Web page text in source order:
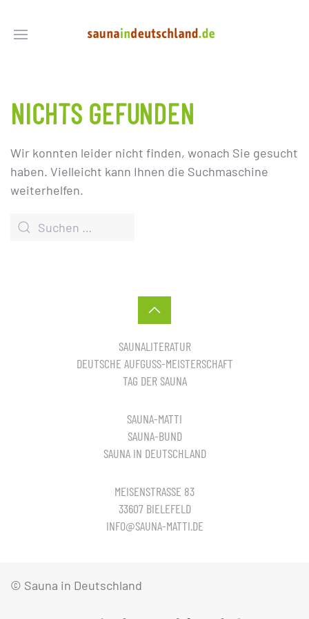
NICHTS GEFUNDEN
Wir konnten leider nicht finden, wonach Sie gesucht
haben. Vielleicht kann Ihnen die Suchmaschine
weiterhelfen.
SAUNALITERATUR
DEUTSCHE AUFGUSS-MEISTERSCHAFT
TAG DER SAUNA
SAUNA-MATTI
SAUNA-BUND
SAUNA IN DEUTSCHLAND
MEISENSTRASSE 83
33607 BIELEFELD
INFO@SAUNA-MATTI.DE
© Sauna in Deutschland